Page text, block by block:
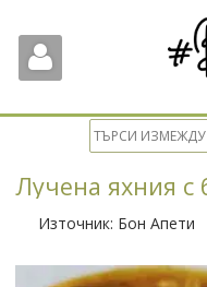
Лучена яхния с
Източник: Бон Апети